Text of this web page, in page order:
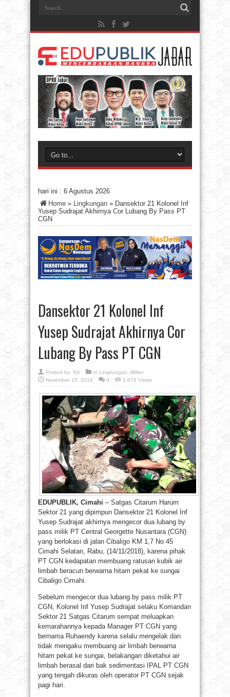
hari ini : 6 Agustus 2026
Home » Lingkungan » Dansektor 21 Kolonel Inf
Yusep Sudrajat Akhirnya Cor Lubang By Pass PT
CGN
Dansektor 21 Kolonel Inf
Yusep Sudrajat Akhirnya Cor
Lubang By Pass PT CGN
Posted by: SA in Lingkungan
Militer
November 15, 2018
0 1,678 Views
EDUPUBLIK, Cimahi – Satgas Citarum Harum
Sektor 21 yang dipimpun Dansektor 21 Kolonel Inf
Yusep Sudrajat akhirnya mengecor dua lubang by
pass milik PT Central Georgette Nusantara (CGN)
yang berlokasi di jalan Cibaligo KM 1,7 No 45
Cimahi Selatan, Rabu, (14/11/2018), karena pihak
PT CGN kedapatan membuang ratusan kubik air
limbah beracun berwarna hitam pekat ke sungai
Cibaligo Cimahi.
Sebelum mengecor dua lubang by pass milik PT
CGN, Kolonel Inf Yusep Sudrajat selaku Komandan
Sektor 21 Satgas Citarum sempat meluapkan
kemarahannya kepada Manager PT CGN yang
bernama Ruhaendy karena selalu mengelak dan
tidak mengaku membuang air limbah berwarna
hitam pekat ke sungai, belakangan diketahui air
limbah berasal dari bak sedimentasi IPAL PT CGN
yang tengah dikuras oleh operator PT CGN sejak
pagi hari.